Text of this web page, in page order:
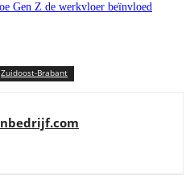
Gen Z de werkvloer beïnvloed
Zuidoost-Brabant